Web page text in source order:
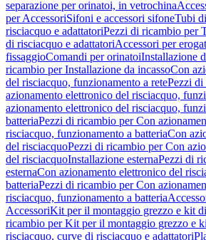
separazione per orinatoi, in vetrochina
per AccessoriSifoni e accessori sifoneTubi
risciacquo e adattatoriPezzi di ricambio per
di risciacquo e adattatoriAccessori per
fissaggioComandi per orinatoiInstallazione
ricambio per Installazione da incassoCon
del risciacquo, funzionamento a retePezzi di
azionamento elettronico del risciacquo,
azionamento elettronico del risciacquo,
batteriaPezzi di ricambio per Con
risciacquo, funzionamento a batteriaCon
del risciacquoPezzi di ricambio per Con
del risciacquoInstallazione esternaPezzi di
esternaCon azionamento elettronico del
batteriaPezzi di ricambio per Con
risciacquo, funzionamento a batteria
AccessoriKit per il montaggio grezzo e kit
ricambio per Kit per il montaggio grezzo e
risciacquo, curve di risciacquo e adattatori